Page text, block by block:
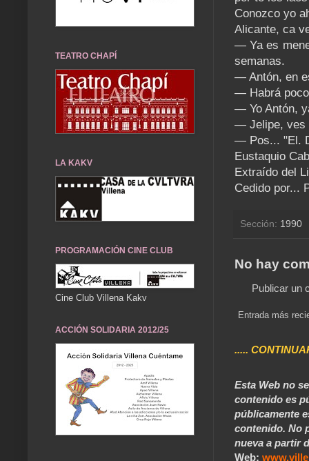
Conozco yo
Alicante, ca
— Ya es
semanas.
— Antón, en
— Habrá
— Yo Antón,
— Jelipe, ves
— Pos... "El.
Eustaquio
Extraído del
Cedido por...
Sección: 1990
No hay
Publicar un
Entrada más
.....
Esta Web no
contenido es
públicamente
contenido. No
nueva a partir
Web:
TEATRO CHAPÍ
LA KAKV
PROGRAMACIÓN CINE CLUB
Cine Club Villena Kakv
ACCIÓN SOLIDARIA 2012/25